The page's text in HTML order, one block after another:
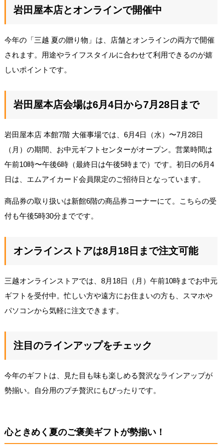
岩田屋本店とオンラインで開催中
今年の「三越 夏の贈り物」は、店舗とオンラインの両方で開催
されます。用途やライフスタイルに合わせて利用できるのが嬉
しいポイントです。
岩田屋本店会場は6月4日から7月28日まで
岩田屋本店 本館7階 大催事場では、6月4日（水）〜7月28日
（月）の期間、お中元ギフトセンターがオープン。営業時間は
午前10時〜午後6時（最終日は午後5時まで）です。初日の6月4
日は、エムアイカード会員限定のご招待日となっています。
商品券の取り扱いは新館6階の商品券コーナーにて。こちらの受
付も午後5時30分までです。
オンラインストアは8月18日まで注文可能
三越オンラインストアでは、8月18日（月）午前10時までお中元
ギフトを受付中。忙しい方や遠方にお住まいの方も、スマホや
パソコンから気軽に注文できます。
注目のラインアップをチェック
今年のギフトは、見た目も味も楽しめる贅沢なラインアップが
勢揃い。自分用のプチ贅沢にもぴったりです。
心ときめく夏のご褒美ギフトが勢揃い！